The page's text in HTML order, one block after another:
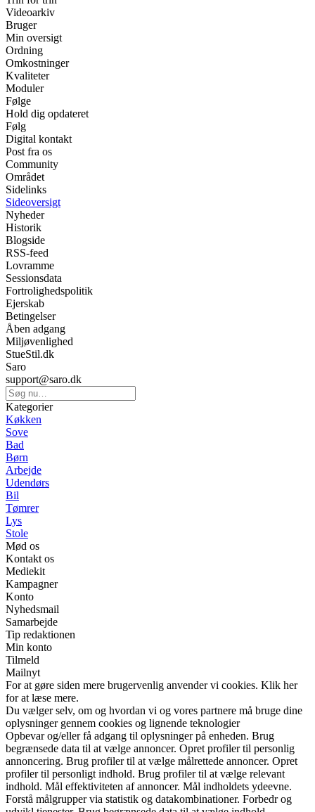
Videoarkiv
Bruger
Min oversigt
Ordning
Omkostninger
Kvaliteter
Moduler
Følge
Hold dig opdateret
Følg
Digital kontakt
Post fra os
Community
Området
Sidelinks
Sideoversigt
Nyheder
Historik
Blogside
RSS-feed
Lovramme
Sessionsdata
Fortrolighedspolitik
Ejerskab
Betingelser
Åben adgang
Miljøvenlighed
StueStil.dk
Saro
support@saro.dk
Kategorier
Køkken
Sove
Bad
Børn
Arbejde
Udendørs
Bil
Tømrer
Lys
Stole
Mød os
Kontakt os
Mediekit
Kampagner
Konto
Nyhedsmail
Samarbejde
Tip redaktionen
Min konto
Tilmeld
Mailnyt
For at gøre siden mere brugervenlig anvender vi cookies. Klik her
for at læse mere.
Du vælger selv, om og hvordan vi og vores partnere må bruge dine
oplysninger gennem cookies og lignende teknologier
Opbevar og/eller få adgang til oplysninger på enheden. Brug
begrænsede data til at vælge annoncer. Opret profiler til personlig
annoncering. Brug profiler til at vælge målrettede annoncer. Opret
profiler til personligt indhold. Brug profiler til at vælge relevant
indhold. Mål effektiviteten af annoncer. Mål indholdets ydeevne.
Forstå målgrupper via statistik og datakombinationer. Forbedr og